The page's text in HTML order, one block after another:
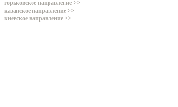
горьковское направление >>
казанское направление >>
киевское направление >>